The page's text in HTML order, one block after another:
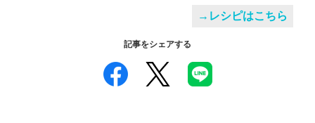
→レシピはこちら
記事をシェアする